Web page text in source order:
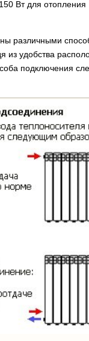
Вт для
различными
из удобства
подключения